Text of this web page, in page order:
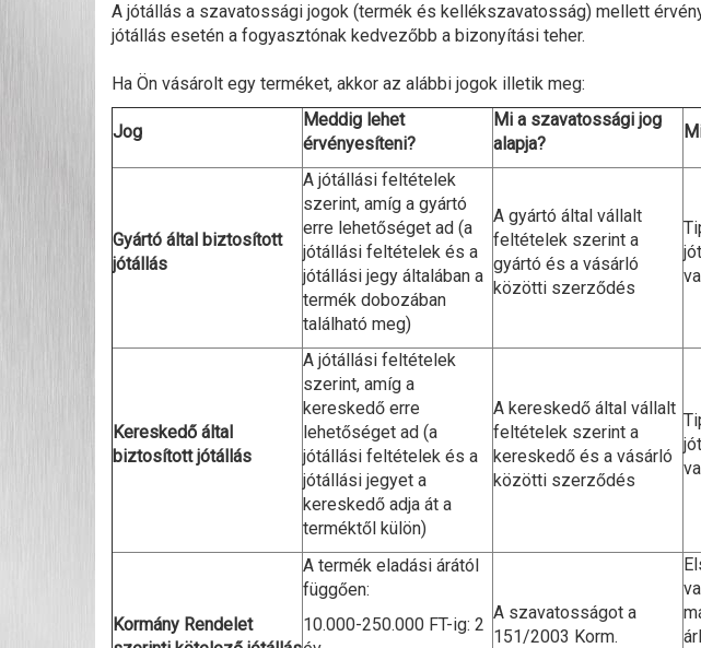
A jótállás a szavatossági jogok (termék és kellékszavatosság) mellett
jótállás esetén a fogyasztónak kedvezőbb a bizonyítási teher.
Ha Ön vásárolt egy terméket, akkor az alábbi jogok illetik meg:
Jog
Meddig lehet
érvényesíteni?
Mi a szavatossági jog
alapja?
Gyártó által biztosított
jótállás
A jótállási feltételek
szerint, amíg a gyártó
erre lehetőséget ad (a
jótállási feltételek és a
jótállási jegy általában a
termék dobozában
található meg)
A gyártó által vállalt
feltételek szerint a
gyártó és a vásárló
közötti szerződés
Kereskedő által
biztosított jótállás
A jótállási feltételek
szerint, amíg a
kereskedő erre
lehetőséget ad (a
jótállási feltételek és a
jótállási jegyet a
kereskedő adja át a
terméktől külön)
A kereskedő által vállalt
feltételek szerint a
kereskedő és a vásárló
közötti szerződés
Kormány Rendelet
A termék eladási árától
függően:
10.000-250.000 FT-ig: 2
A szavatosságot a
151/2003 Korm.